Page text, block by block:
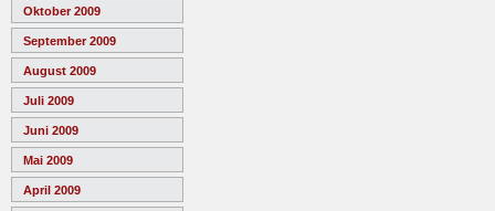
Oktober 2009
September 2009
August 2009
Juli 2009
Juni 2009
Mai 2009
April 2009